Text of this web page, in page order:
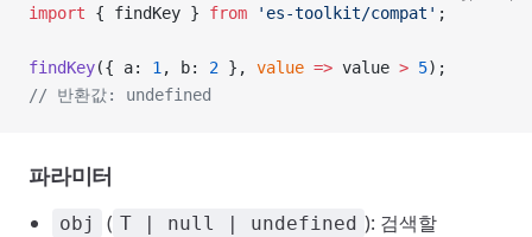
import { findKey } from 'es-toolkit/compat' ;
findKey({ a: 1 , b: 2 }, value => value > 5);
// 반환값: undefined
파라미터
obj ( T | null | undefined ): 검색할